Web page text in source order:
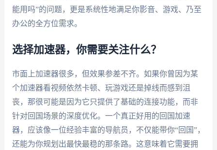
能用吗”的问题，更是系统性地满足你影音、游戏、乃至
办公的全方位需求。
选择加速器，你需要关注什么？
市面上加速器很多，但效果参差不齐。如果你曾因为某
个加速器看视频依然卡顿、玩游戏还是掉线而感到沮
丧，那很可能是因为它只提供了基础的连接功能，而非
针对回国场景的深度优化。一个真正好用的回国加速
器，应该像一位经验丰富的导航员，不仅能带你“回国”，
还能为你规划出最快最稳的那条路。这意味着它需要拥